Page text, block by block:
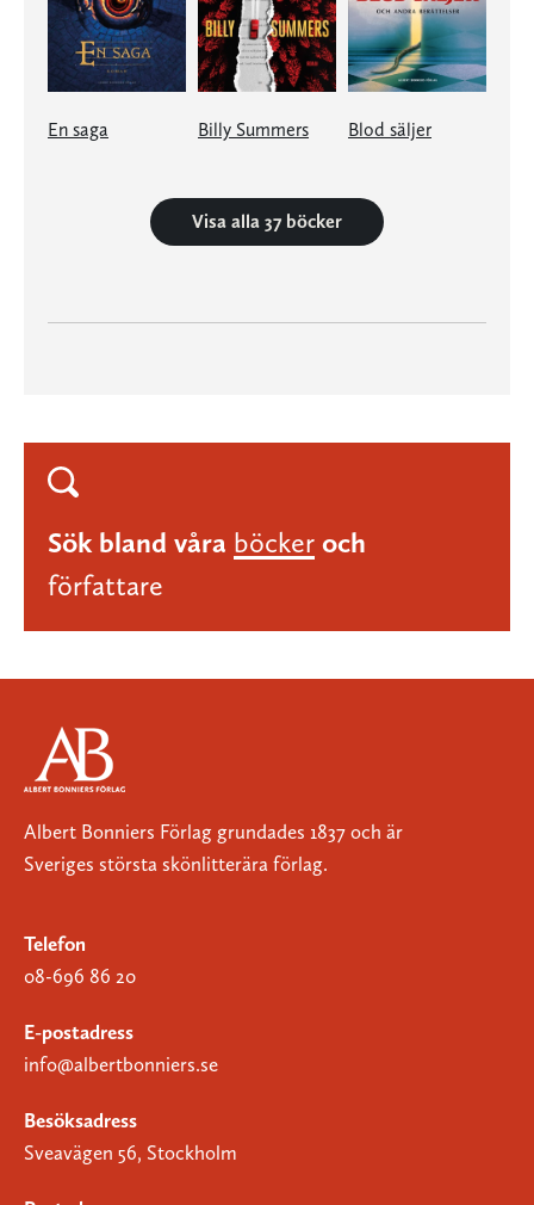
En saga Billy Summers Blod säljer
Visa alla 37 böcker
Sök bland våra böcker och
författare
Albert Bonniers Förlag grundades 1837 och är
Sveriges största skönlitterära förlag.
Telefon
08-696 86 20
E-postadress
info@albertbonniers.se
Besöksadress
Sveavägen 56, Stockholm